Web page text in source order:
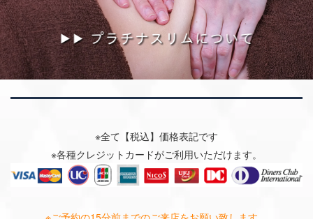
※全て【税込】価格表記です
※各種クレジットカードがご利用いただけます。